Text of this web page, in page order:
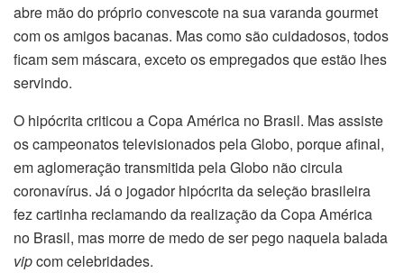
abre mão do próprio convescote na sua varanda gourmet
com os amigos bacanas. Mas como são cuidadosos, todos
ficam sem máscara, exceto os empregados que estão lhes
servindo.
O hipócrita criticou a Copa América no Brasil. Mas assiste
os campeonatos televisionados pela Globo, porque afinal,
em aglomeração transmitida pela Globo não circula
coronavírus. Já o jogador hipócrita da seleção brasileira
fez cartinha reclamando da realização da Copa América
no Brasil, mas morre de medo de ser pego naquela balada
vipcom celebridades.